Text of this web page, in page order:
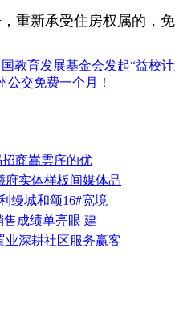
，重新承受住房权属的
教育发展基金会发起“益校
公交免费一个月！
招商嵩雲序的优
府实体样板间媒体品
缦城和颂16#宽境
售成绩单亮眼 建
业深耕社区服务赢客